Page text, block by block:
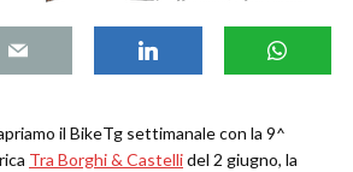
il BikeTg settimanale con la 9^
Tra Borghi & Castellidel 2 giugno, la